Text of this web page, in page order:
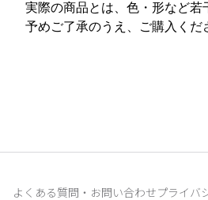
実際の商品とは、色・形など若
予めご了承のうえ、ご購入くだ
よくある質問・お問い合わせプライバ